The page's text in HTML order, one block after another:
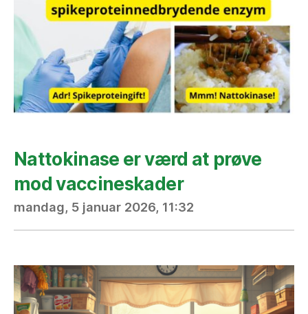
Nattokinase er værd at prøve
mod vaccineskader
mandag, 5 januar 2026, 11:32